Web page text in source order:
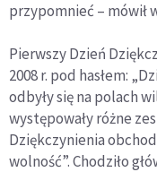
przypomnieć – mówił
Pierwszy Dzień
2008 r. pod hasłem:
odbyły się na polach
występowały różne
Dziękczynienia
wolność”. Chodziło